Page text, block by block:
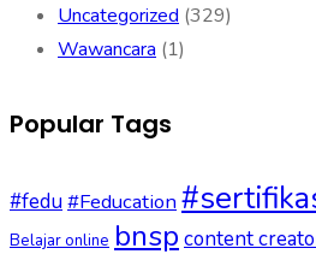
Uncategorized (329)
Wawancara (1)
Popular Tags
#fedu#Feducation
Belajar online bnsp content